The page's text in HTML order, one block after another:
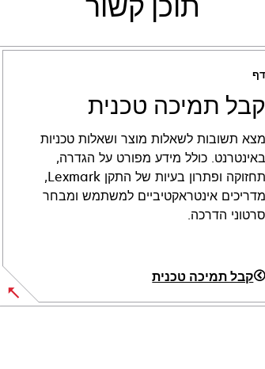
תוכן קשור
דף
קבל תמיכה טכנית
מצא תשובות לשאלות מוצר ושאלות טכניות
באינטרנט. כולל מידע מפורט על הגדרה,
תחזוקה ופתרון בעיות של התקן Lexmark,
מדריכים אינטראקטיביים למשתמש ומבחר
סרטוני הדרכה.
קבל תמיכה טכנית